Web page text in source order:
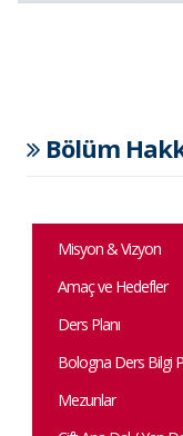
Bölüm
Misyon & Vizyon
Amaç ve Hedefler
Ders Planı
Bologna Ders Bilgi
Mezunlar